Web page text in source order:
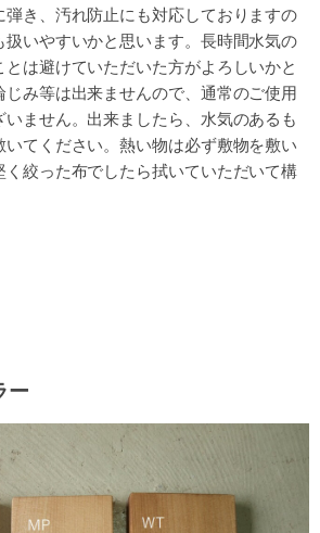
弾き、汚れ防止にも対応しておりますの
扱いやすいかと思います。長時間水気の
は避けていただいた方がよろしいかと
み等は出来ませんので、通常のご使用
ません。出来ましたら、水気のあるも
てください。熱い物は必ず敷物を敷い
く絞った布でしたら拭いていただいて構
ー